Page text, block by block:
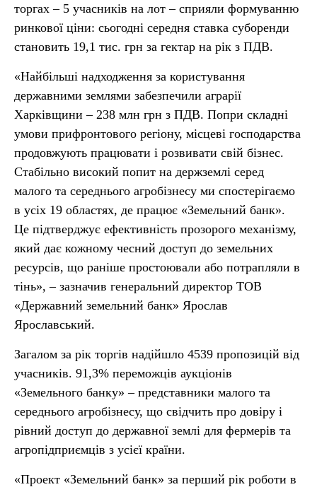
торгах – 5 учасників на лот – сприяли формуванню
ринкової ціни: сьогодні середня ставка суборенди
становить 19,1 тис. грн за гектар на рік з ПДВ.
«Найбільші надходження за користування
державними землями забезпечили аграрії
Харківщини – 238 млн грн з ПДВ. Попри складні
умови прифронтового регіону, місцеві господарства
продовжують працювати і розвивати свій бізнес.
Стабільно високий попит на держземлі серед
малого та середнього агробізнесу ми спостерігаємо
в усіх 19 областях, де працює «Земельний банк».
Це підтверджує ефективність прозорого механізму,
який дає кожному чесний доступ до земельних
ресурсів, що раніше простоювали або потрапляли в
тінь», – зазначив генеральний директор ТОВ
«Державний земельний банк» Ярослав
Ярославський.
Загалом за рік торгів надійшло 4539 пропозицій від
учасників. 91,3% переможців аукціонів
«Земельного банку» – представники малого та
середнього агробізнесу, що свідчить про довіру і
рівний доступ до державної землі для фермерів та
агропідприємців з усієї країни.
«Проект «Земельний банк» за перший рік роботи в